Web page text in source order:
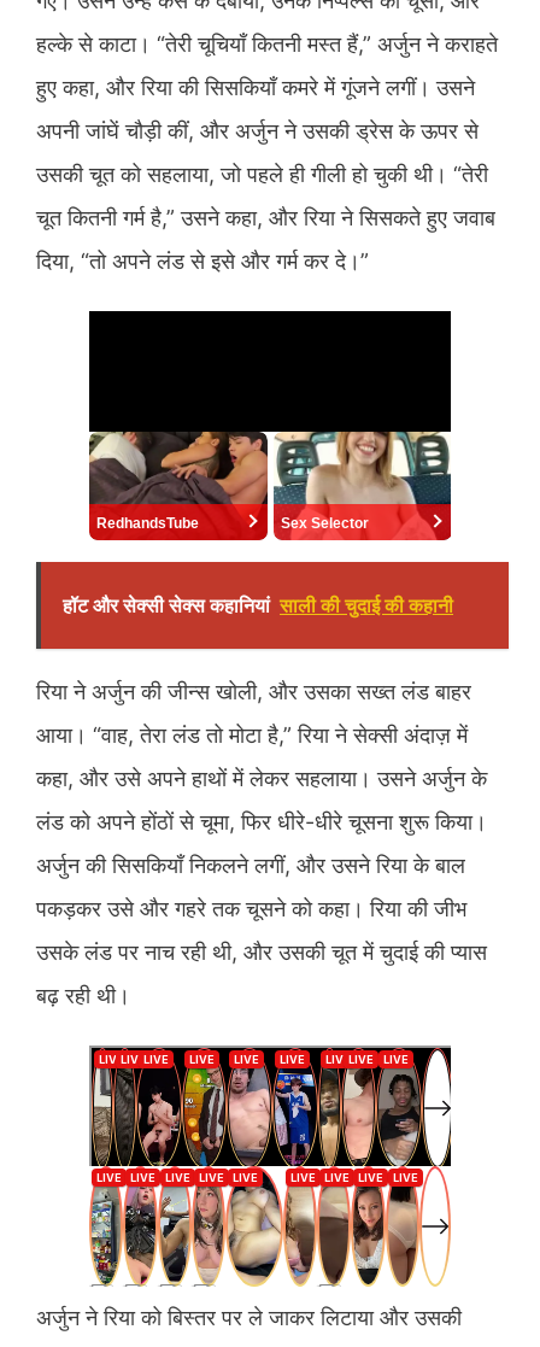
हल्के से काटा। “तेरी चूचियाँ कितनी मस्त हैं,” अर्जुन ने कराहते
हुए कहा, और रिया की सिसकियाँ कमरे में गूंजने लगीं। उसने
अपनी जांघें चौड़ी कीं, और अर्जुन ने उसकी ड्रेस के ऊपर से
उसकी चूत को सहलाया, जो पहले ही गीली हो चुकी थी। “तेरी
चूत कितनी गर्म है,” उसने कहा, और रिया ने सिसकते हुए जवाब
दिया, “तो अपने लंड से इसे और गर्म कर दे।”
RedhandsTube Sex Selector
हॉट और सेक्सी सेक्स कहानियां साली की चुदाई की कहानी
रिया ने अर्जुन की जीन्स खोली, और उसका सख्त लंड बाहर
आया। “वाह, तेरा लंड तो मोटा है,” रिया ने सेक्सी अंदाज़ में
कहा, और उसे अपने हाथों में लेकर सहलाया। उसने अर्जुन के
लंड को अपने होंठों से चूमा, फिर धीरे-धीरे चूसना शुरू किया।
अर्जुन की सिसकियाँ निकलने लगीं, और उसने रिया के बाल
पकड़कर उसे और गहरे तक चूसने को कहा। रिया की जीभ
उसके लंड पर नाच रही थी, और उसकी चूत में चुदाई की प्यास
बढ़ रही थी।
अर्जुन ने रिया को बिस्तर पर ले जाकर लिटाया और उसकी